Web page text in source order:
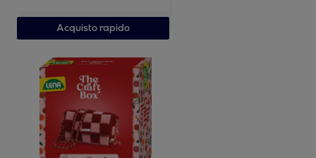
Acquisto rapido